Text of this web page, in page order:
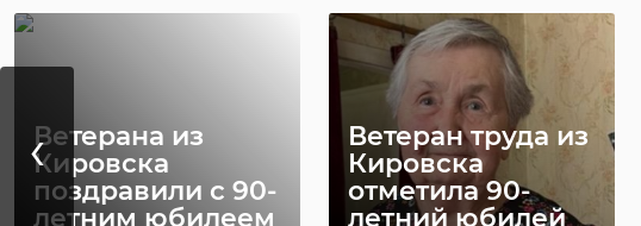
Ветерана из
Кировска
поздравили с 90-
летним юбилеем
Ветеран труда из
Кировска
отметила 90-
летний юбилей
‹